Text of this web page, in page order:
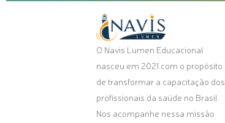
O Navis Lumen Educacional
nasceu em 2021 com o propósito
de transformar a capacitação dos
profissionais da saúde no Brasil.
Nos acompanhe nessa missão